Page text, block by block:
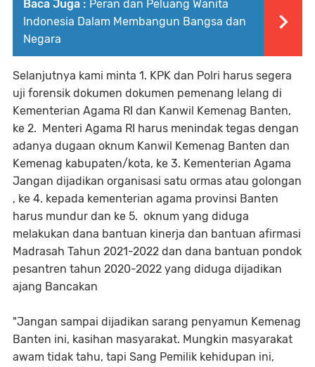
Baca Juga : Peran dan Peluang Wanita
Indonesia Dalam Membangun Bangsa dan
Negara
Selanjutnya kami minta 1. KPK dan Polri harus segera
uji forensik dokumen dokumen pemenang lelang di
Kementerian Agama RI dan Kanwil Kemenag Banten,
ke 2. Menteri Agama RI harus menindak tegas dengan
adanya dugaan oknum Kanwil Kemenag Banten dan
Kemenag kabupaten/kota, ke 3. Kementerian Agama
Jangan dijadikan organisasi satu ormas atau golongan
, ke 4. kepada kementerian agama provinsi Banten
harus mundur dan ke 5. oknum yang diduga
melakukan dana bantuan kinerja dan bantuan afirmasi
Madrasah Tahun 2021-2022 dan dana bantuan pondok
pesantren tahun 2020-2022 yang diduga dijadikan
ajang Bancakan
"Jangan sampai dijadikan sarang penyamun Kemenag
Banten ini, kasihan masyarakat. Mungkin masyarakat
awam tidak tahu, tapi Sang Pemilik kehidupan ini,